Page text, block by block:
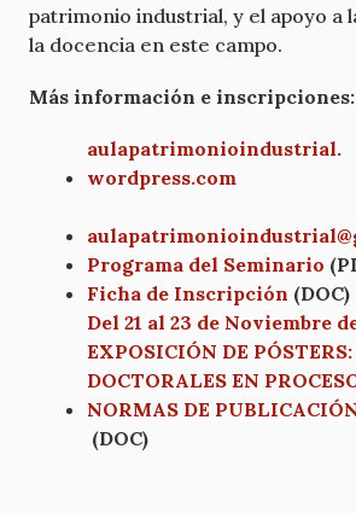
patrimonio industrial, y el apoyo a
la docencia en este campo.
Más información e inscripciones:
aulapatrimonioindustrial.
wordpress.com
aulapatrimonioindustrial@
Programa del Seminario
Ficha de Inscripción (DOC)
Del 21 al 23 de Noviembre
EXPOSICIÓN DE
DOCTORALES EN
NORMAS DE
(DOC)